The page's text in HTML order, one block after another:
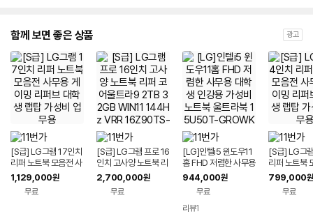
함께 보면 좋은 상품 광고
[S급] LG그램 17인치
리퍼 노트북 모음전 사
무용 게이밍 리퍼브 대
학생 랩탑 가성비 업무
1,129,000원
무료
[S급] LG그램 프로 16
인치 고사양 노트북 리
퍼 코어울트라9 2TB
32GB WIN11 144H
z VRR 16Z90TS-G.
2,700,000원
무료
[LG]인텔i5 윈도우11
홈 FHD 저렴한 사무용
대학생 인강용 가성비
노트북 울트라북 15U
50T-GROWK
944,000원
무료
리뷰1
[S급] LG그
리퍼 노트북
무용 게이밍
학생 랩탑 가
799,000원
무료